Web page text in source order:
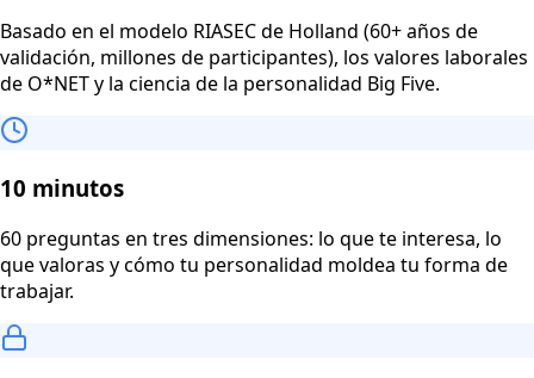
Basado en el modelo RIASEC de Holland (60+ años de
validación, millones de participantes), los valores laborales
de O*NET y la ciencia de la personalidad Big Five.
10 minutos
60 preguntas en tres dimensiones: lo que te interesa, lo
que valoras y cómo tu personalidad moldea tu forma de
trabajar.